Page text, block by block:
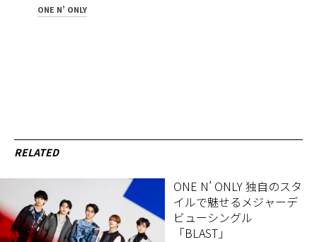
ONE N’ ONLY
RELATED
ONE N’ ONLY 独自のスタ
イルで魅せるメジャーデ
ビューシングル
「BLAST」